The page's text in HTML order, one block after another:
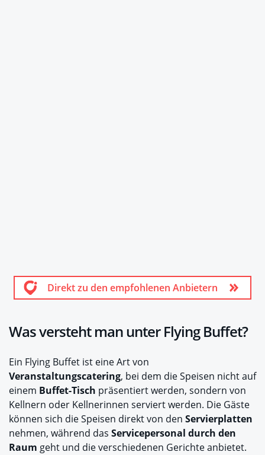
Direkt zu den empfohlenen Anbietern
Was versteht man unter Flying Buffet?
Ein Flying Buffet ist eine Art von
Veranstaltungscatering, bei dem die Speisen nicht auf
einem Buffet-Tisch präsentiert werden, sondern von
Kellnern oder Kellnerinnen serviert werden. Die Gäste
können sich die Speisen direkt von den Servierplatten
nehmen, während das Servicepersonal durch den
Raum geht und die verschiedenen Gerichte anbietet.